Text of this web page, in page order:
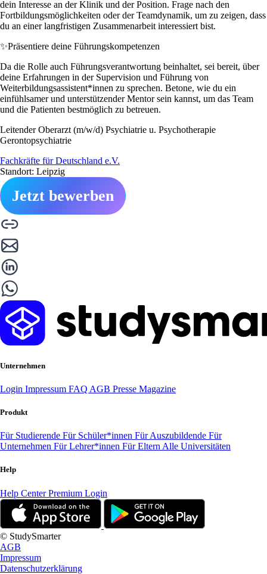
dein Interesse an der Klinik und der Position. Frage nach den
Fortbildungsmöglichkeiten oder der Teamdynamik, um zu zeigen, dass
du an einer langfristigen Zusammenarbeit interessiert bist.
✨Präsentiere deine Führungskompetenzen
Da die Rolle auch Führungsverantwortung beinhaltet, sei bereit, über
deine Erfahrungen in der Supervision und Führung von
Weiterbildungsassistent*innen zu sprechen. Betone, wie du ein
einfühlsamer und unterstützender Mentor sein kannst, um das Team
und die Patienten bestmöglich zu betreuen.
Leitender Oberarzt (m/w/d) Psychiatrie u. Psychotherapie
Gerontopsychiatrie
Fachkräfte für Deutschland e.V.
Standort: Leipzig
Jetzt bewerben
Unternehmen
Login Impressum FAQ AGB Presse Magazine
Produkt
Für Studierende Für Schüler*innen Für Auszubildende Für
Unternehmen Für Lehrer*innen Für Eltern Alle Universitäten
Help
Help CenterPremium Login
© StudySmarter
AGB
Impressum
Datenschutzerklärung